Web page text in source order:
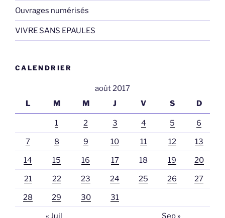
Ouvrages numérisés
VIVRE SANS EPAULES
CALENDRIER
août 2017
L
M M J V S D
1 2 3 4 5 6
7 8 9 10 11 12 13
14 15 16 17 18 19 20
21 22 23 24 25 26 27
28 29 30 31
« Juil Sep »